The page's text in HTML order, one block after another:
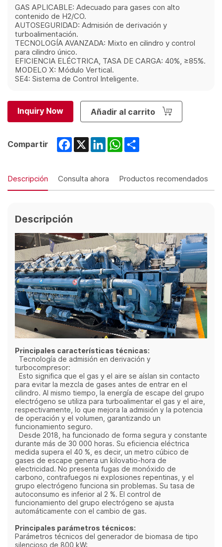
GAS APLICABLE: Adecuado para gases con alto
contenido de H2/CO.
AUTOSEGURIDAD: Admisión de derivación y
turboalimentación.
TECNOLOGÍA AVANZADA: Mixto en cilindro y control
para cilindro único.
EFICIENCIA ELÉCTRICA, TASA DE CARGA: 40%, ≥85%.
MODELO X: Módulo Vertical.
SE4: Sistema de Control Inteligente.
Inquiry Now Añadir al carrito
Compartir Facebook
X LinkedInWhatsApp
Descripción Consulta ahora Productos recomendados
Descripción
Principales características técnicas:
Tecnología de admisión en derivación y
turbocompresor:
Esto significa que el gas y el aire se aíslan sin contacto
para evitar la mezcla de gases antes de entrar en el
cilindro. Al mismo tiempo, la energía de escape del grupo
electrógeno se utiliza para turboalimentar el gas y el aire,
respectivamente, lo que mejora la admisión y la potencia
de operación y el volumen, garantizando un
funcionamiento seguro.
Desde 2018, ha funcionado de forma segura y constante
durante más de 30 000 horas. Su eficiencia eléctrica
medida supera el 40 %, es decir, un metro cúbico de
gases de escape genera un kilovatio-hora de
electricidad. No presenta fugas de monóxido de
carbono, contrafuegos ni explosiones repentinas, y el
grupo electrógeno funciona sin problemas. Su tasa de
autoconsumo es inferior al 2 %. El control de
funcionamiento del grupo electrógeno se ajusta
automáticamente con el cambio de gas.
Principales parámetros técnicos:
Parámetros técnicos del generador de biomasa de tipo